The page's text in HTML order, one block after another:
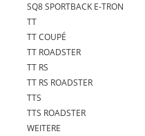
SQ8 SPORTBACK E-TRON
TT
TT COUPÉ
TT ROADSTER
TT RS
TT RS ROADSTER
TTS
TTS ROADSTER
WEITERE